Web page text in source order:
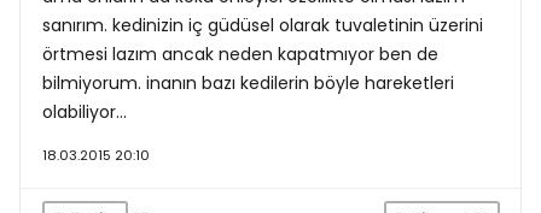
sanırım. kedinizin iç güdüsel olarak tuvaletinin üzerini
örtmesi lazım ancak neden kapatmıyor ben de
bilmiyorum. inanın bazı kedilerin böyle hareketleri
olabiliyor...
18.03.2015 20:10